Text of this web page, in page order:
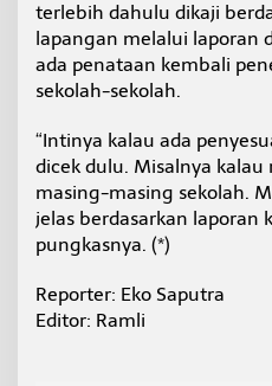
terlebih dahulu dikaji
lapangan melalui laporan
ada penataan kembali
sekolah-sekolah.
“Intinya kalau ada
dicek dulu. Misalnya kalau
masing-masing sekolah.
jelas berdasarkan laporan
pungkasnya. (*)
Reporter: Eko Saputra
Editor: Ramli